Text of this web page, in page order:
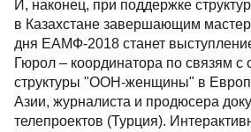
И, наконец, при поддержке
в Казахстане завершающим
дня ЕАМФ-2018 станет
Гюрол – координатора по связям с
структуры "ООН-женщины" в
Азии, журналиста и продюсера
телепроектов (Турция).